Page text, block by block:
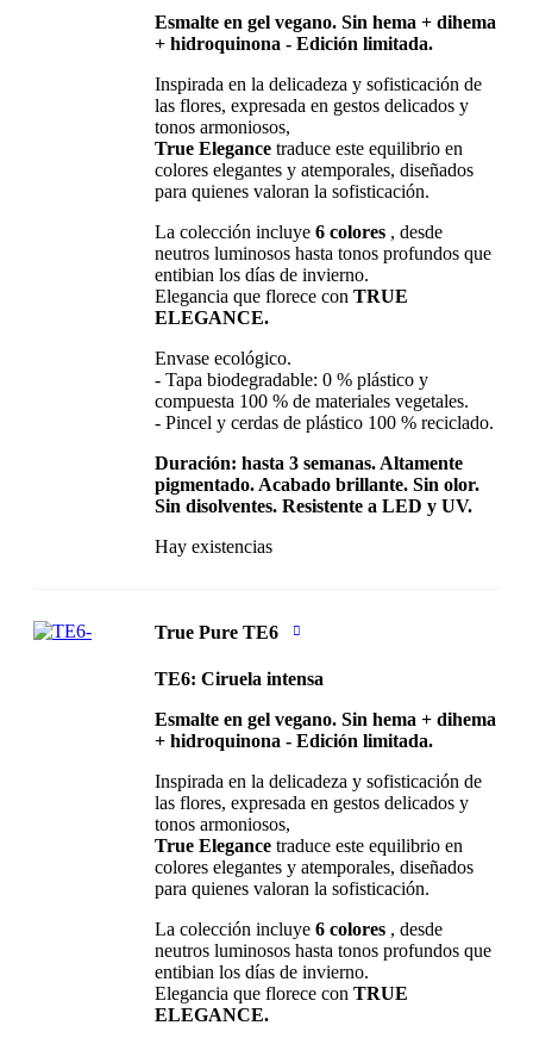
Esmalte en gel vegano. Sin hema + dihema
+ hidroquinona - Edición limitada.
Inspirada en la delicadeza y sofisticación de
las flores, expresada en gestos delicados y
tonos armoniosos,
True Elegance traduce este equilibrio en
colores elegantes y atemporales, diseñados
para quienes valoran la sofisticación.
La colección incluye6 colores , desde
neutros luminosos hasta tonos profundos que
entibian los días de invierno.
Elegancia que florece conTRUE
ELEGANCE.
Envase ecológico.
- Tapa biodegradable: 0 % plástico y
compuesta 100 % de materiales vegetales.
- Pincel y cerdas de plástico 100 % reciclado.
Duración: hasta 3 semanas. Altamente
pigmentado. Acabado brillante. Sin olor.
Sin disolventes. Resistente a LED y UV.
Hay existencias
True Pure TE6
TE6: Ciruela intensa
Esmalte en gel vegano. Sin hema + dihema
+ hidroquinona - Edición limitada.
Inspirada en la delicadeza y sofisticación de
las flores, expresada en gestos delicados y
tonos armoniosos,
True Elegance traduce este equilibrio en
colores elegantes y atemporales, diseñados
para quienes valoran la sofisticación.
La colección incluye6 colores , desde
neutros luminosos hasta tonos profundos que
entibian los días de invierno.
Elegancia que florece conTRUE
ELEGANCE.